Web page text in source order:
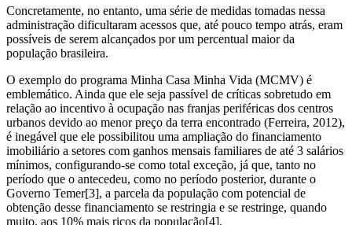
Concretamente, no entanto, uma série de medidas tomadas nessa
administração dificultaram acessos que, até pouco tempo atrás, eram
possíveis de serem alcançados por um percentual maior da
população brasileira.
O exemplo do programa Minha Casa Minha Vida (MCMV) é
emblemático. Ainda que ele seja passível de críticas sobretudo em
relação ao incentivo à ocupação nas franjas periféricas dos centros
urbanos devido ao menor preço da terra encontrado (Ferreira, 2012),
é inegável que ele possibilitou uma ampliação do financiamento
imobiliário a setores com ganhos mensais familiares de até 3 salários
mínimos, configurando-se como total exceção, já que, tanto no
período que o antecedeu, como no período posterior, durante o
Governo Temer[3], a parcela da população com potencial de
obtenção desse financiamento se restringia e se restringe, quando
muito, aos 10% mais ricos da população[4].